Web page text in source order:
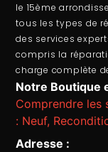
le 15ème
tous les types de
des services
compris la
charge complète
Notre Boutique
Comprendre les
: Neuf,
Adresse :